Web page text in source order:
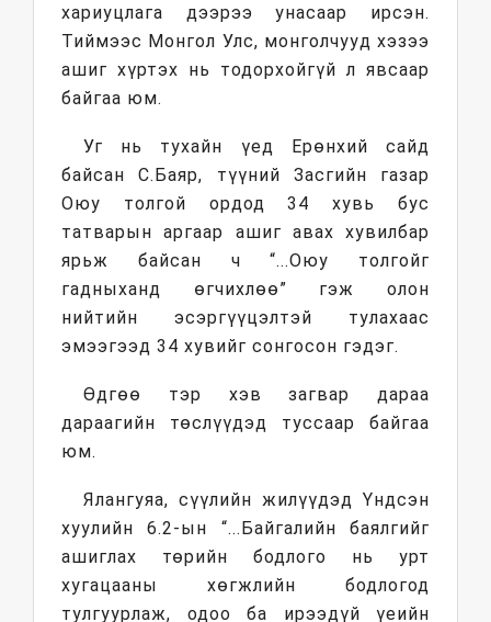
хариуцлага дээрээ унасаар ирсэн.
Тиймээс Монгол Улс, монголчууд хэзээ
ашиг хүртэх нь тодорхойгүй л явсаар
байгаа юм.
Уг нь тухайн үед Ерөнхий сайд
байсан С.Баяр, түүний Засгийн газар
Оюу толгой ордод 34 хувь бус
татварын аргаар ашиг авах хувилбар
ярьж байсан ч “...Оюу толгойг
гадныханд өгчихлөө” гэж олон
нийтийн эсэргүүцэлтэй тулахаас
эмээгээд 34 хувийг сонгосон гэдэг.
Өдгөө тэр хэв загвар дараа
дараагийн төслүүдэд туссаар байгаа
юм.
Ялангуяа, сүүлийн жилүүдэд Үндсэн
хуулийн 6.2-ын “...Байгалийн баялгийг
ашиглах төрийн бодлого нь урт
хугацааны хөгжлийн бодлогод
тулгуурлаж, одоо ба ирээдүй үеийн